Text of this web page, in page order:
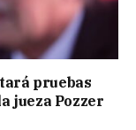
pruebas
jueza Pozzer